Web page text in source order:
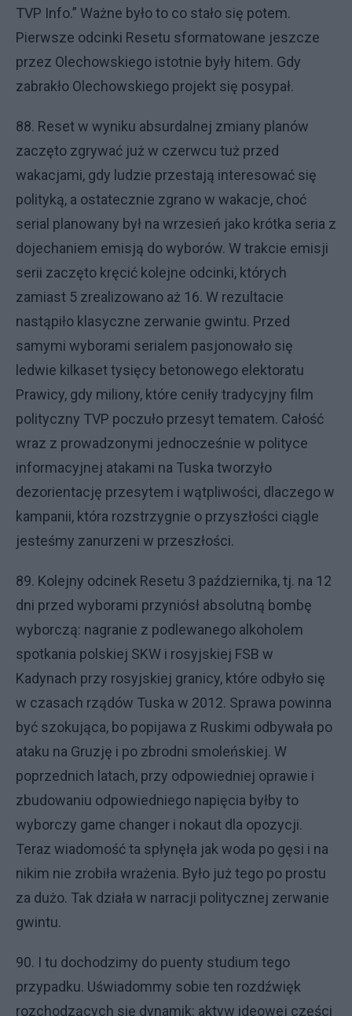
TVP Info.” Ważne było to co stało się potem.
Pierwsze odcinki Resetu sformatowane jeszcze
przez Olechowskiego istotnie były hitem. Gdy
zabrakło Olechowskiego projekt się posypał.
88. Reset w wyniku absurdalnej zmiany planów
zaczęto zgrywać już w czerwcu tuż przed
wakacjami, gdy ludzie przestają interesować się
polityką, a ostatecznie zgrano w wakacje, choć
serial planowany był na wrzesień jako krótka seria z
dojechaniem emisją do wyborów. W trakcie emisji
serii zaczęto kręcić kolejne odcinki, których
zamiast 5 zrealizowano aż 16. W rezultacie
nastąpiło klasyczne zerwanie gwintu. Przed
samymi wyborami serialem pasjonowało się
ledwie kilkaset tysięcy betonowego elektoratu
Prawicy, gdy miliony, które ceniły tradycyjny film
polityczny TVP poczuło przesyt tematem. Całość
wraz z prowadzonymi jednocześnie w polityce
informacyjnej atakami na Tuska tworzyło
dezorientację przesytem i wątpliwości, dlaczego w
kampanii, która rozstrzygnie o przyszłości ciągle
jesteśmy zanurzeni w przeszłości.
89. Kolejny odcinek Resetu 3 października, tj. na 12
dni przed wyborami przyniósł absolutną bombę
wyborczą: nagranie z podlewanego alkoholem
spotkania polskiej SKW i rosyjskiej FSB w
Kadynach przy rosyjskiej granicy, które odbyło się
w czasach rządów Tuska w 2012. Sprawa powinna
być szokująca, bo popijawa z Ruskimi odbywała po
ataku na Gruzję i po zbrodni smoleńskiej. W
poprzednich latach, przy odpowiedniej oprawie i
zbudowaniu odpowiedniego napięcia byłby to
wyborczy game changer i nokaut dla opozycji.
Teraz wiadomość ta spłynęła jak woda po gęsi i na
nikim nie zrobiła wrażenia. Było już tego po prostu
za dużo. Tak działa w narracji politycznej zerwanie
gwintu.
90. I tu dochodzimy do puenty studium tego
przypadku. Uświadommy sobie ten rozdźwięk
rozchodzących się dynamik: aktyw ideowej części